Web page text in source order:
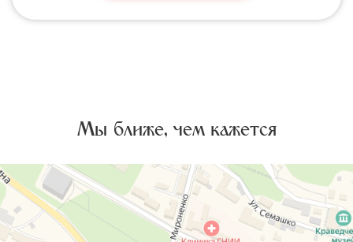
Мы ближе, чем кажется